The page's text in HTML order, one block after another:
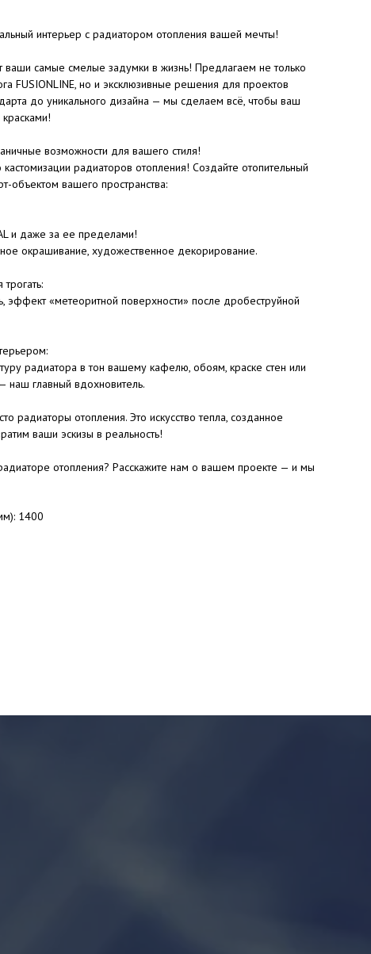
интерьер с радиатором отопления вашей мечты!
самые смелые задумки в жизнь! Предлагаем не только
FUSIONLINE, но и эксклюзивные решения для проектов
до уникального дизайна — мы сделаем всё, чтобы ваш
возможности для вашего стиля!
радиаторов отопления! Создайте отопительный
объектом вашего пространства:
и даже за ее пределами!
окрашивание, художественное декорирование.
эффект «метеоритной поверхности» после дробеструйной
радиатора в тон вашему кафелю, обоям, краске стен или
наш главный вдохновитель.
радиаторы отопления. Это искусство тепла, созданное
ваши эскизы в реальность!
отопления? Расскажите нам о вашем проекте — и мы
1400